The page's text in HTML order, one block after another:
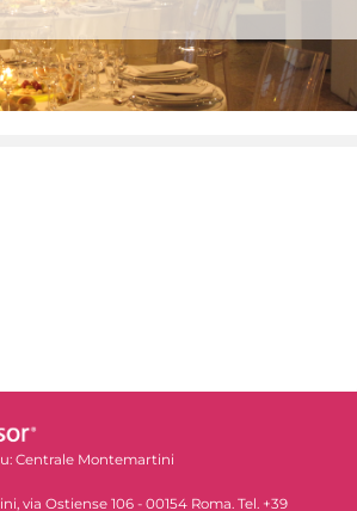
Centrale Montemartini
via Ostiense 106 - 00154 Roma. Tel. +39